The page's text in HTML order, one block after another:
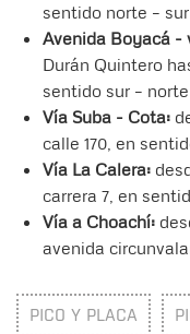
sentido norte – sur
Avenida Boyacá -
Durán Quintero
sentido sur – norte
Vía Suba - Cota:
calle 170, en
Vía La Calera:
carrera 7, en
Vía a Choachí:
avenida
PICO Y PLACA